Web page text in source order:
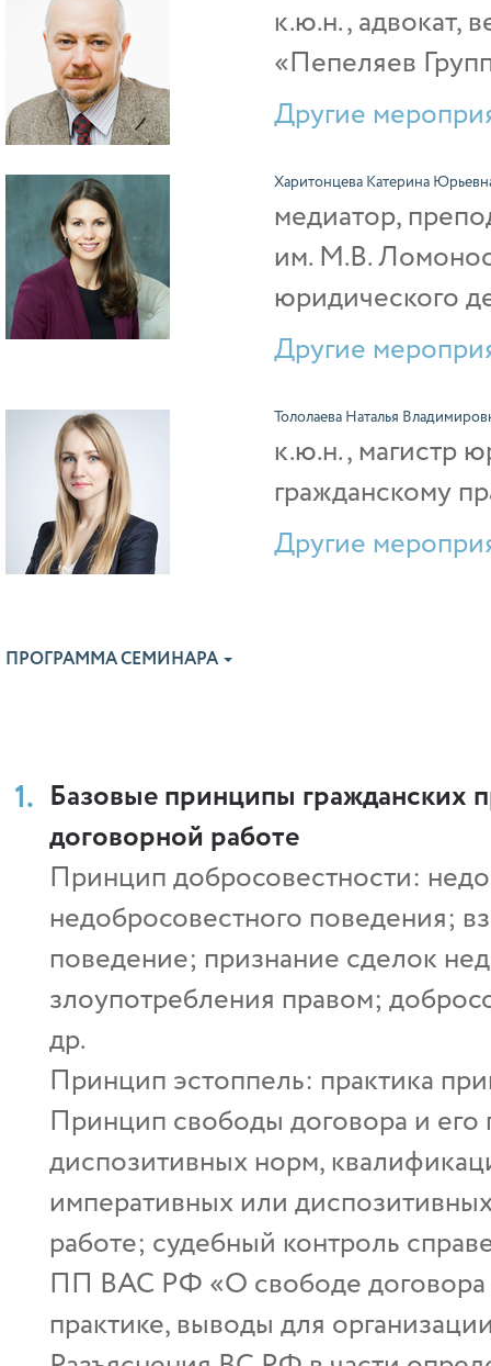
к.ю.н., адвокат,
«Пепеляев
Другие
Харитонцева Катерина
медиатор,
им. М.В.
юридического
Другие
Тололаева Наталья
к.ю.н., магистр
гражданскому
Другие
ПРОГРАММА СЕМИНАРА
Базовые принципы гражданских
договорной работе
Принцип добросовестности:
недобросовестного поведения;
поведение; признание сделок
злоупотребления правом;
др.
Принцип эстоппель: практика
Принцип свободы договора и
диспозитивных норм,
императивных или
работе; судебный контроль
ПП ВАС РФ «О свободе договора
практике, выводы для